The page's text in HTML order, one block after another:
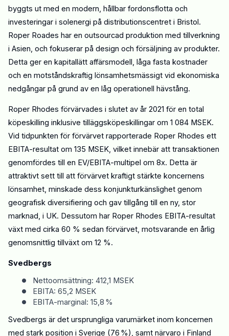
byggts ut med en modern, hållbar fordonsflotta och
investeringar i solenergi på distributionscentret i Bristol.
Roper Roades har en outsourcad produktion med tillverkning
i Asien, och fokuserar på design och försäljning av produkter.
Detta ger en kapitallätt affärsmodell, låga fasta kostnader
och en motståndskraftig lönsamhetsmässigt vid ekonomiska
nedgångar på grund av en låg operationell hävstång.
Roper Rhodes förvärvades i slutet av år 2021 för en total
köpeskilling inklusive tilläggsköpeskillingar om 1 084 MSEK.
Vid tidpunkten för förvärvet rapporterade Roper Rhodes ett
EBITA-resultat om 135 MSEK, vilket innebär att transaktionen
genomfördes till en EV/EBITA-multipel om 8x. Detta är
attraktivt sett till att förvärvet kraftigt stärkte koncernens
lönsamhet, minskade dess konjunkturkänslighet genom
geografisk diversifiering och gav tillgång till en ny, stor
marknad, i UK. Dessutom har Roper Rhodes EBITA-resultat
växt med cirka 60 % sedan förvärvet, motsvarande en årlig
genomsnittlig tillväxt om 12 %.
Svedbergs
• Nettoomsättning: 412,1 MSEK
• EBITA: 65,2 MSEK
•
EBITA-marginal: 15,8 %
Svedbergs är det ursprungliga varumärket inom koncernen
med stark position i Sverige (76 %), samt närvaro i Finland